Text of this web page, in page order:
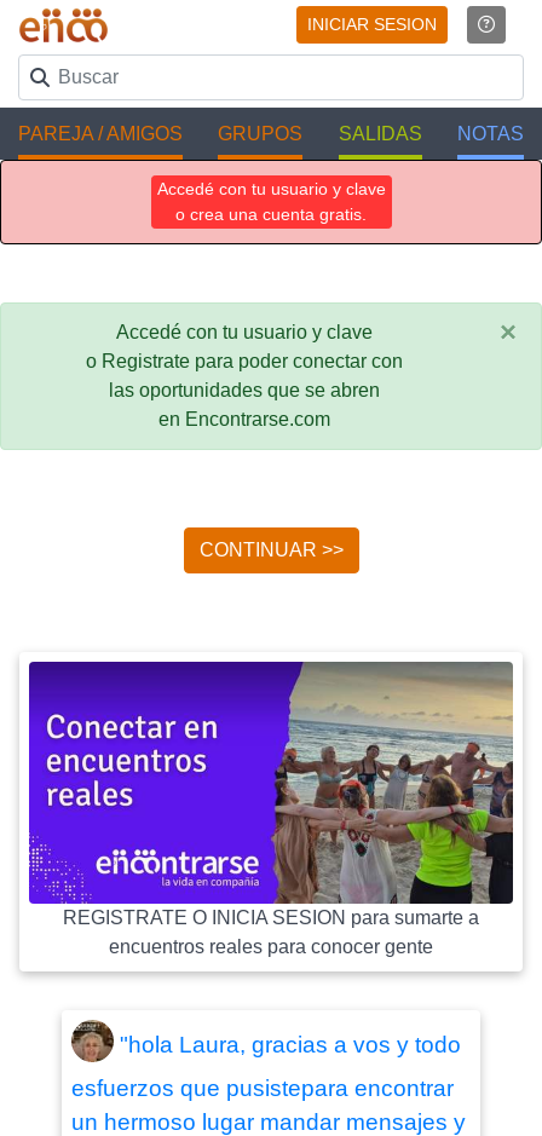
INICIAR SESION
PAREJA / AMIGOS GRUPOS SALIDAS NOTAS
Accedé con tu usuario y clave
o crea una cuenta gratis.
Accedé con tu usuario y clave
o Registrate para poder conectar con
las oportunidades que se abren
en Encontrarse.com
×
CONTINUAR >>
REGISTRATE O INICIA SESION para sumarte a
encuentros reales para conocer gente
"hola Laura, gracias a vos y todo
esfuerzos que pusistepara encontrar
un hermoso lugar mandar mensajes y